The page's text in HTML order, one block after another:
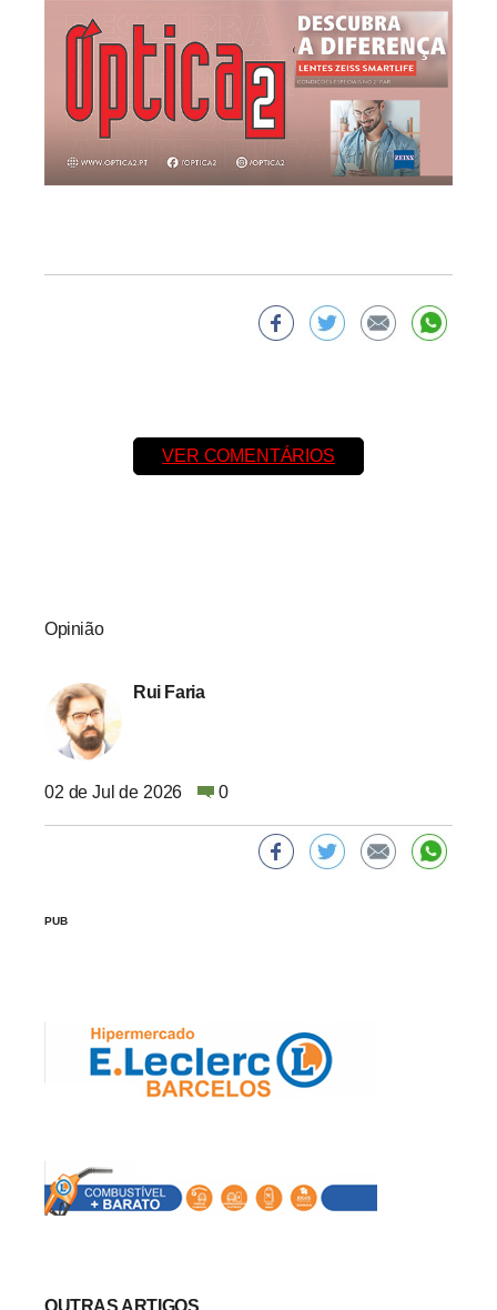
VER COMENTÁRIOS
Opinião
Rui Faria
02 de Jul de 2026 0
PUB
OUTRAS ARTIGOS